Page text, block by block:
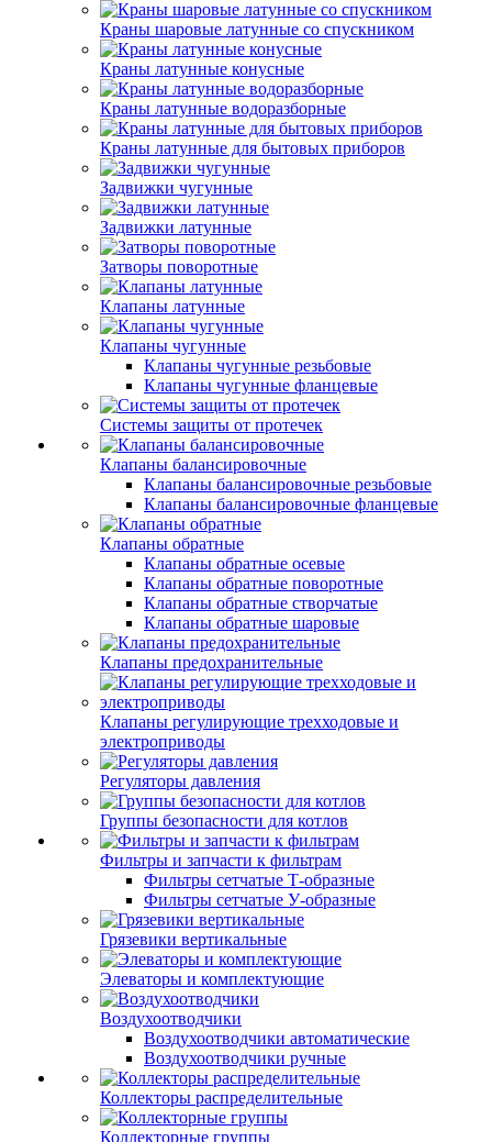
Краны шаровые латунные со спускником
Краны латунные конусные
Краны латунные водоразборные
Краны латунные для бытовых приборов
Задвижки чугунные
Задвижки латунные
Затворы поворотные
Клапаны латунные
Клапаны чугунные
Клапаны чугунные резьбовые
Клапаны чугунные фланцевые
Системы защиты от протечек
Клапаны балансировочные
Клапаны балансировочные резьбовые
Клапаны балансировочные фланцевые
Клапаны обратные
Клапаны обратные осевые
Клапаны обратные поворотные
Клапаны обратные створчатые
Клапаны обратные шаровые
Клапаны предохранительные
Клапаны регулирующие трехходовые и
электроприводы
Регуляторы давления
Группы безопасности для котлов
Фильтры и запчасти к фильтрам
Фильтры сетчатые Т-образные
Фильтры сетчатые У-образные
Грязевики вертикальные
Элеваторы и комплектующие
Воздухоотводчики
Воздухоотводчики автоматические
Воздухоотводчики ручные
Коллекторы распределительные
Коллекторные группы